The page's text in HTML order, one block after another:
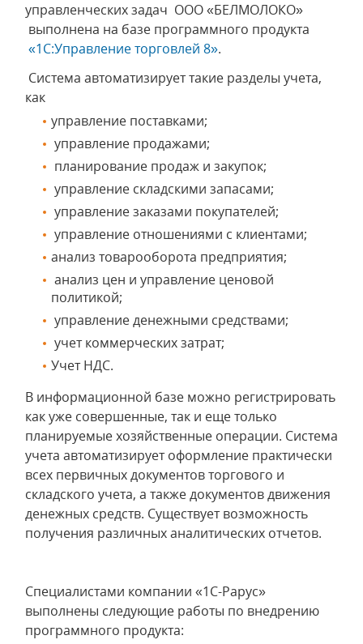
управленческих задач ООО «БЕЛМОЛОКО»
выполнена на базе программного продукта
«1С:Управление торговлей 8».
Система автоматизирует такие разделы учета,
как
управление поставками;
управление продажами;
планирование продаж и закупок;
управление складскими запасами;
управление заказами покупателей;
управление отношениями с клиентами;
анализ товарооборота предприятия;
анализ цен и управление ценовой
политикой;
управление денежными средствами;
учет коммерческих затрат;
Учет НДС.
В информационной базе можно регистрировать
как уже совершенные, так и еще только
планируемые хозяйственные операции. Система
учета автоматизирует оформление практически
всех первичных документов торгового и
складского учета, а также документов движения
денежных средств. Существует возможность
получения различных аналитических отчетов.
Специалистами компании «1С-Рарус»
выполнены следующие работы по внедрению
программного продукта: